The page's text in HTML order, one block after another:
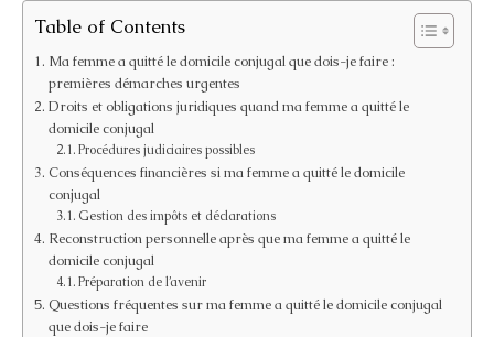
Table of Contents
Ma femme a quitté le domicile conjugal que dois-je faire :
premières démarches urgentes
Droits et obligations juridiques quand ma femme a quitté le
domicile conjugal
Procédures judiciaires possibles
Conséquences financières si ma femme a quitté le domicile
conjugal
Gestion des impôts et déclarations
Reconstruction personnelle après que ma femme a quitté le
domicile conjugal
Préparation de l’avenir
Questions fréquentes sur ma femme a quitté le domicile conjugal
que dois-je faire